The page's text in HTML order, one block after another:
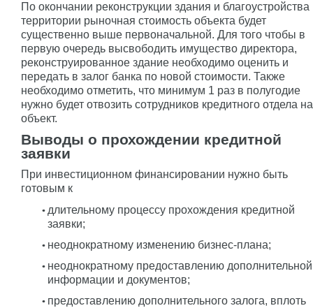
По окончании реконструкции здания и благоустройства
территории рыночная стоимость объекта будет
существенно выше первоначальной. Для того чтобы в
первую очередь высвободить имущество директора,
реконструированное здание необходимо оценить и
передать в залог банка по новой стоимости. Также
необходимо отметить, что минимум 1 раз в полугодие
нужно будет отвозить сотрудников кредитного отдела на
объект.
Выводы о прохождении кредитной
заявки
При инвестиционном финансировании нужно быть
готовым к
длительному процессу прохождения кредитной
заявки;
неоднократному изменению бизнес-плана;
неоднократному предоставлению дополнительной
информации и документов;
предоставлению дополнительного залога, вплоть